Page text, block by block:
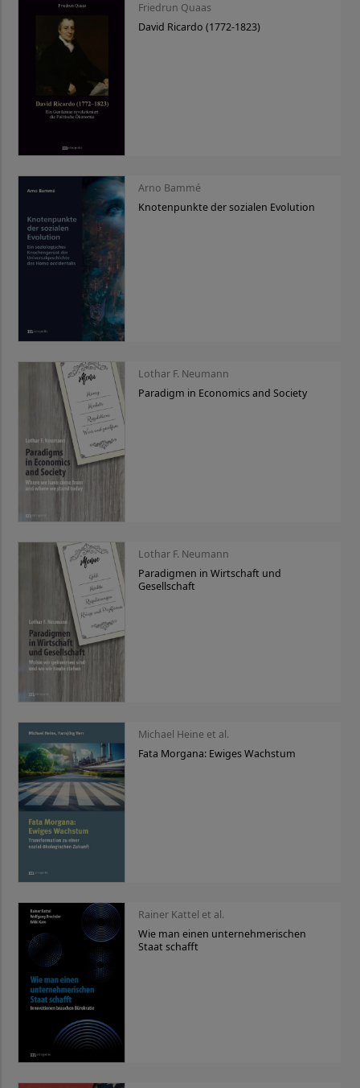
Friedrun Quaas
David Ricardo (1772-1823)
Arno Bammé
Knotenpunkte der sozialen Evolution
Lothar F. Neumann
Paradigm in Economics and Society
Lothar F. Neumann
Paradigmen in Wirtschaft und
Gesellschaft
Michael Heine et al.
Fata Morgana: Ewiges Wachstum
Rainer Kattel et al.
Wie man einen unternehmerischen
Staat schafft